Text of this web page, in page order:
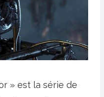
» est la série de